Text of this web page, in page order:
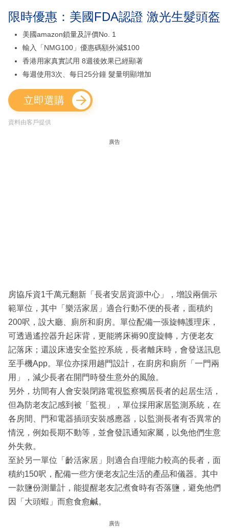
限時優惠：美國FDA認證 激光生髮頭盔
美國amazon鎖量及評價No. 1
輸入「NMG100」優惠碼額外減$100
香港用家真實試用 8週後效果已經顯著
每週使用3次、每日25分鐘 髮量明顯增加
立即選購
資料由客戶提供
廣告
房協斥資1千萬元翻新「長者安居資源中心」，增設兩個示
範單位，其中「樂活家居」適合行動不便的長者，面積約
200呎，設大廳、廁所和廚房。單位配備一張旋轉護理床，
可透過遙控器升起床背，更能將床褥90度旋轉，方便老友
記落床；還設床邊安全監控系統，長者離床時，會發送訊息
至手機App。單位亦採用趟門設計，在廚房和廁所「一門兩
用」，減少長者在開門時發生意外的風險。
另外，坊間有人會安裝閉路電視監察獨居長者的起居生活，
但為防老友記感到被「監視」，單位採用家居監測系統，在
各房間、門和電器插頭安裝感應器，以監測長者有否異常的
情況，例如長期不動等，並會發訊通知家屬，以免他們生意
外失救。
至於另一單位「齡活家居」則適合自理能力較高的長者，面
積約150呎，配備一些方便老友記生活的產品和儀器。其中
一款鹽份測量計，能提醒老友記煮食時有否落鹽，避免他們
因「大頭蝦」而愈食愈鹹。
廣告